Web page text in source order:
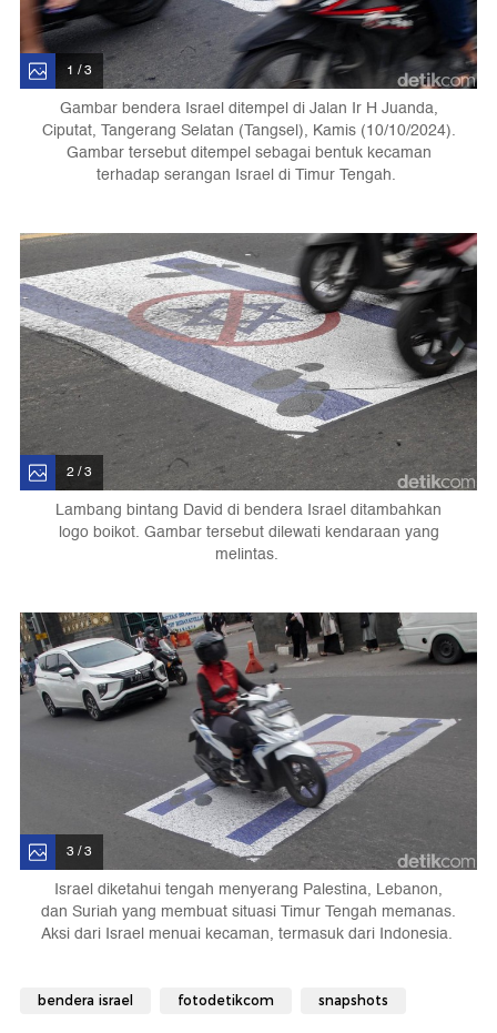
1 / 3
Gambar bendera Israel ditempel di Jalan Ir H Juanda,
Ciputat, Tangerang Selatan (Tangsel), Kamis (10/10/2024).
Gambar tersebut ditempel sebagai bentuk kecaman
terhadap serangan Israel di Timur Tengah.
2 / 3
Lambang bintang David di bendera Israel ditambahkan
logo boikot. Gambar tersebut dilewati kendaraan yang
melintas.
3 / 3
Israel diketahui tengah menyerang Palestina, Lebanon,
dan Suriah yang membuat situasi Timur Tengah memanas.
Aksi dari Israel menuai kecaman, termasuk dari Indonesia.
bendera israel fotodetikcom snapshots